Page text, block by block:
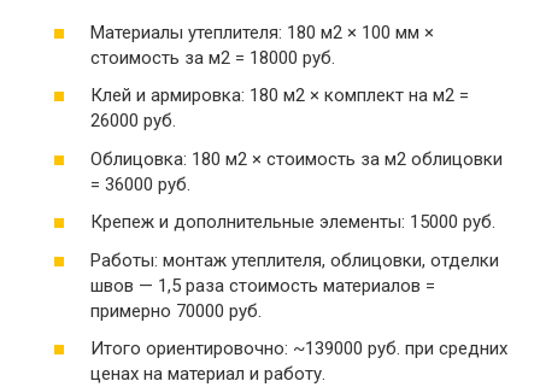
Материалы утеплителя: 180 м2 × 100 мм ×
стоимость за м2 = 18000 руб.
Клей и армировка: 180 м2 × комплект на м2 =
26000 руб.
Облицовка: 180 м2 × стоимость за м2 облицовки
= 36000 руб.
Крепеж и дополнительные элементы: 15000 руб.
Работы: монтаж утеплителя, облицовки, отделки
швов — 1,5 раза стоимость материалов =
примерно 70000 руб.
Итого ориентировочно: ~139000 руб. при средних
ценах на материал и работу.